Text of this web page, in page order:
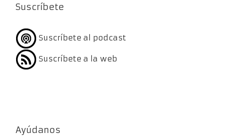
Suscríbete
Suscríbete al podcast
Suscríbete a la web
Ayúdanos